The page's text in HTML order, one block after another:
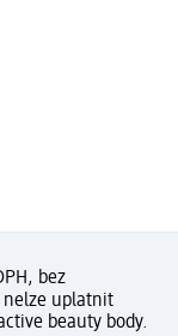
bez
nelze uplatnit
beauty body.